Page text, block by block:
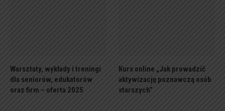
Warsztaty, wykłady i treningi
dla seniorów, edukatorów
oraz firm – oferta 2025
Kurs online „Jak prowadzić
aktywizację poznawczą osób
starszych”